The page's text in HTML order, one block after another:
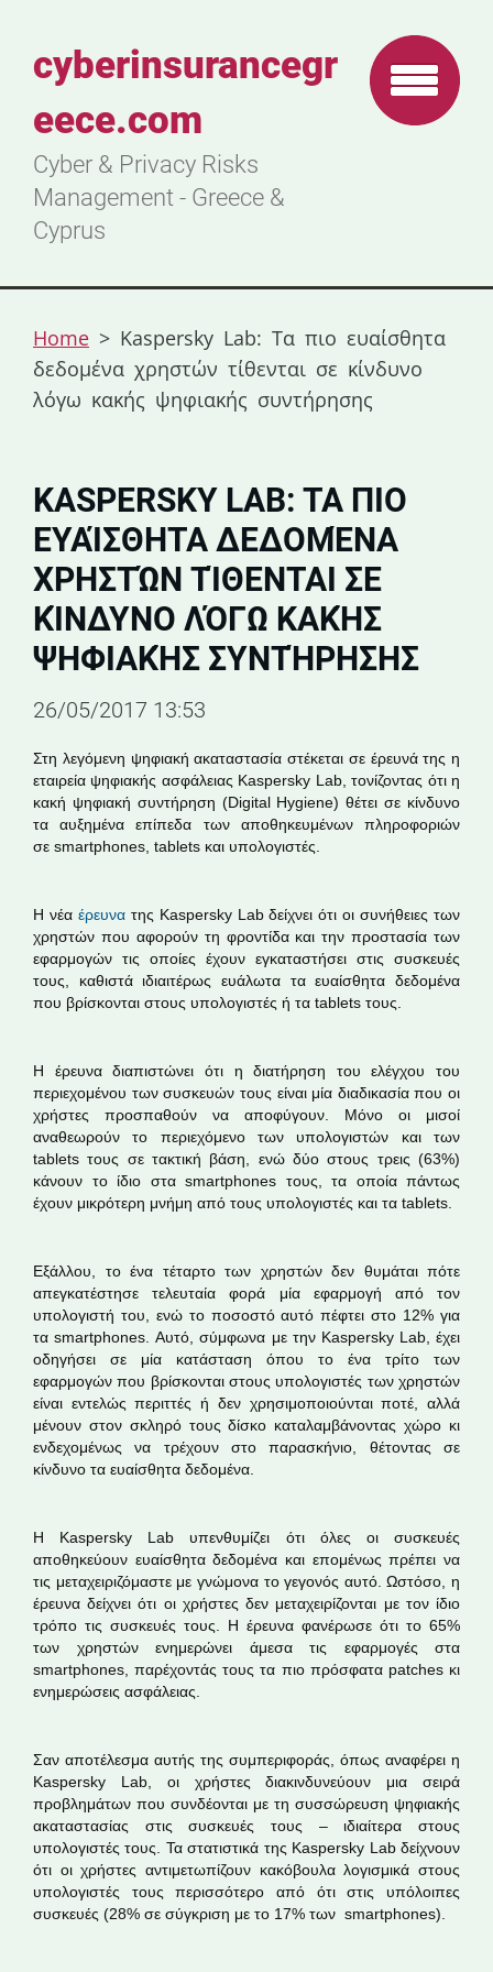
cyberinsurancegr
eece.com
Cyber & Privacy Risks
Management - Greece &
Cyprus
Home > Kaspersky Lab: Τα πιο ευαίσθητα
δεδομένα χρηστών τίθενται σε κίνδυνο
λόγω κακής ψηφιακής συντήρησης
KASPERSKY LAB: ΤΑ ΠΙΟ
ΕΥΑΊΣΘΗΤΑ ΔΕΔΟΜΈΝΑ
ΧΡΗΣΤΏΝ ΤΊΘΕΝΤΑΙ ΣΕ
ΚΊΝΔΥΝΟ ΛΌΓΩ ΚΑΚΉΣ
ΨΗΦΙΑΚΉΣ ΣΥΝΤΉΡΗΣΗΣ
26/05/2017 13:53
Στη λεγόμενη ψηφιακή ακαταστασία στέκεται σε έρευνά της η
εταιρεία ψηφιακής ασφάλειας Kaspersky Lab, τονίζοντας ότι η
κακή ψηφιακή συντήρηση (Digital Hygiene) θέτει σε κίνδυνο
τα αυξημένα επίπεδα των αποθηκευμένων πληροφοριών
σε smartphones, tablets και υπολογιστές.
Η νέα έρευνατης Kaspersky Lab δείχνει ότι οι συνήθειες των
χρηστών που αφορούν τη φροντίδα και την προστασία των
εφαρμογών τις οποίες έχουν εγκαταστήσει στις συσκευές
τους, καθιστά ιδιαιτέρως ευάλωτα τα ευαίσθητα δεδομένα
που βρίσκονται στους υπολογιστές ή τα tablets τους.
Η έρευνα διαπιστώνει ότι η διατήρηση του ελέγχου του
περιεχομένου των συσκευών τους είναι μία διαδικασία που οι
χρήστες προσπαθούν να αποφύγουν. Μόνο οι μισοί
αναθεωρούν το περιεχόμενο των υπολογιστών και των
tablets τους σε τακτική βάση, ενώ δύο στους τρεις (63%)
κάνουν το ίδιο στα smartphones τους, τα οποία πάντως
έχουν μικρότερη μνήμη από τους υπολογιστές και τα tablets.
Στην πραγματικότητα, βάσει των ευρημάτων της μελέτης, το
35% των χρηστών έχει διαγράψει εφαρμογές που βρίσκονται
στα smartphones τους λόγω της έλλειψης χώρου, ενώ μόλις
το 13% των χρηστών κάνει το ίδιο στους υπολογιστές του.
Εξάλλου, το ένα τέταρτο των χρηστών δεν θυμάται πότε
απεγκατέστησε τελευταία φορά μία εφαρμογή από τον
υπολογιστή του, ενώ το ποσοστό αυτό πέφτει στο 12% για
τα smartphones. Αυτό, σύμφωνα με την Kaspersky Lab, έχει
οδηγήσει σε μία κατάσταση όπου το ένα τρίτο των
εφαρμογών που βρίσκονται στους υπολογιστές των χρηστών
είναι εντελώς περιττές ή δεν χρησιμοποιούνται ποτέ, αλλά
μένουν στον σκληρό τους δίσκο καταλαμβάνοντας χώρο κι
ενδεχομένως να τρέχουν στο παρασκήνιο, θέτοντας σε
κίνδυνο τα ευαίσθητα δεδομένα.
Η Kaspersky Lab υπενθυμίζει ότι όλες οι συσκευές
αποθηκεύουν ευαίσθητα δεδομένα και επομένως πρέπει να
τις μεταχειριζόμαστε με γνώμονα το γεγονός αυτό. Ωστόσο, η
έρευνα δείχνει ότι οι χρήστες δεν μεταχειρίζονται με τον ίδιο
τρόπο τις συσκευές τους. Η έρευνα φανέρωσε ότι το 65%
των χρηστών ενημερώνει άμεσα τις εφαρμογές στα
smartphones, παρέχοντάς τους τα πιο πρόσφατα patches κι
ενημερώσεις ασφάλειας.
Σαν αποτέλεσμα αυτής της συμπεριφοράς, όπως αναφέρει η
Kaspersky Lab, οι χρήστες διακινδυνεύουν μια σειρά
προβλημάτων που συνδέονται με τη συσσώρευση ψηφιακής
ακαταστασίας στις συσκευές τους – ιδιαίτερα στους
υπολογιστές τους. Τα στατιστικά της Kaspersky Lab δείχνουν
ότι οι χρήστες αντιμετωπίζουν κακόβουλα λογισμικά στους
υπολογιστές τους περισσότερο από ότι στις υπόλοιπες
συσκευές (28% σε σύγκριση με το 17% των smartphones).